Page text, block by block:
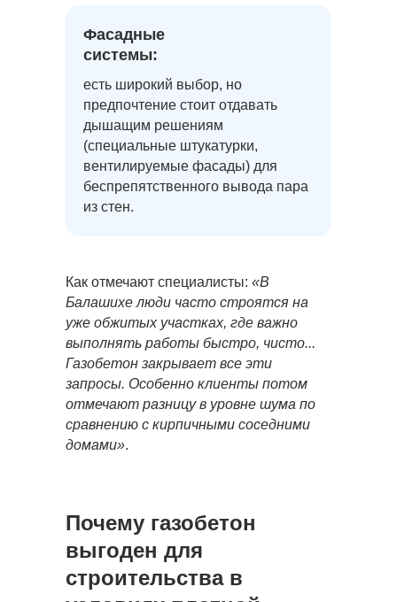
Как отмечают специалисты: «В
Балашихе люди часто строятся на
уже обжитых участках, где важно
выполнять работы быстро, чисто...
Газобетон закрывает все эти
запросы. Особенно клиенты потом
отмечают разницу в уровне шума по
сравнению с кирпичными соседними
домами».
есть широкий выбор, но
предпочтение стоит отдавать
дышащим решениям
(специальные штукатурки,
вентилируемые фасады) для
беспрепятственного вывода пара
из стен.
Фасадные
системы:
Почему газобетон
выгоден для
строительства в